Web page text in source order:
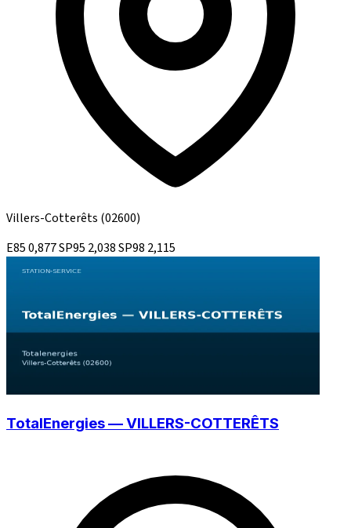
Villers-Cotterêts (02600)
E850,877SP95 2,038SP98 2,115
TotalEnergies — VILLERS-COTTERÊTS